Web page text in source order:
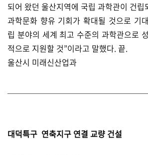
되어 왔던 울산지역에 국립 과학관이 건
과학문화 향유 기회가 확대될 것으로 기
립 분야의 세계 최고 수준의 과학관으로
적으로 지원할 것”이라고 말했다. 끝.
울산시 미래신산업과
대덕특구 연축지구 연결 교량 건설